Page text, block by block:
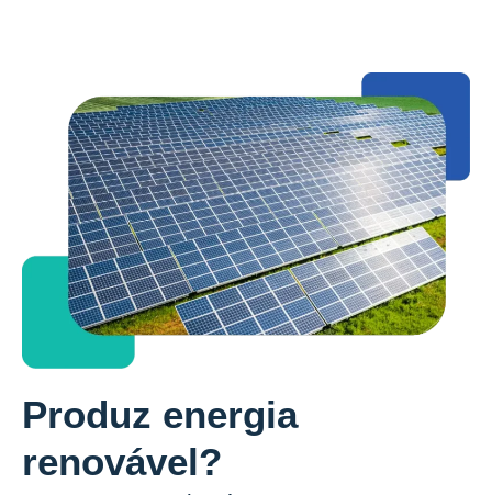
Produz energia
renovável?